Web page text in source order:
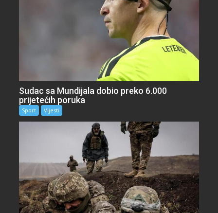
Sudac sa Mundijala dobio preko 6.000
prijetećih poruka
Sport Vijesti